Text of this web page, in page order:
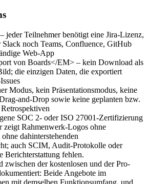
jeder Teilnehmer benötigt eine Jira-Lizenz,
Slack noch Teams, Confluence, GitHub
Web-App
von Boards</EM> – kein Download als
die einzigen Daten, die exportiert
Modus, kein Präsentationsmodus, keine
and-Drop sowie keine geplanten bzw.
SOC 2- oder ISO 27001-Zertifizierung
zeigt Rahmenwerk-Logos ohne
dahinterstehenden
auch SCIM, Audit-Protokolle oder
Berichterstattung fehlen.
zwischen der kostenlosen und der Pro-
Beide Angebote im
mit demselben Funktionsumfang, und